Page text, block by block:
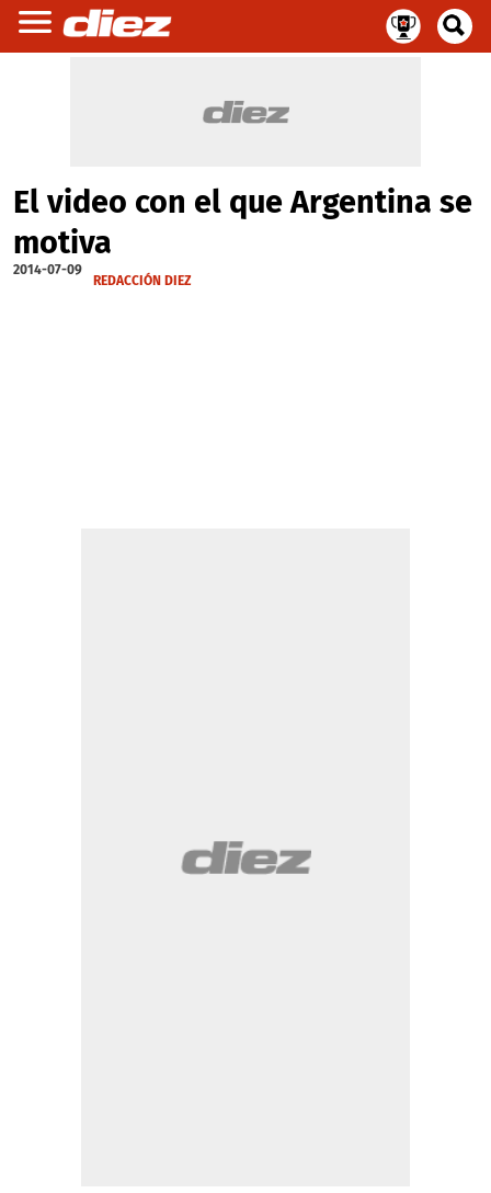
El video con el que Argentina se
motiva
2014-07-09
REDACCIÓN DIEZ